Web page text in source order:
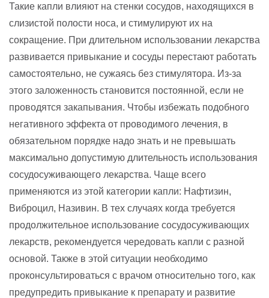
Такие капли влияют на стенки сосудов, находящихся в
слизистой полости носа, и стимулируют их на
сокращение. При длительном использовании лекарства
развивается привыкание и сосуды перестают работать
самостоятельно, не сужаясь без стимулятора. Из-за
этого заложенность становится постоянной, если не
проводятся закапывания. Чтобы избежать подобного
негативного эффекта от проводимого лечения, в
обязательном порядке надо знать и не превышать
максимально допустимую длительность использования
сосудосуживающего лекарства. Чаще всего
применяются из этой категории капли: Нафтизин,
Виброцил, Називин. В тех случаях когда требуется
продолжительное использование сосудосуживающих
лекарств, рекомендуется чередовать капли с разной
основой. Также в этой ситуации необходимо
проконсультироваться с врачом относительно того, как
предупредить привыкание к препарату и развитие